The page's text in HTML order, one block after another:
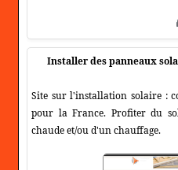
Installer des panneaux
Site sur l'installation solaire :
pour la France. Profiter du
chaude et/ou d'un chauffage.